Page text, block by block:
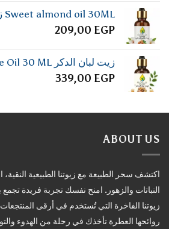
4.00من
5
Sweet almond oil 30ML زيت اللوز الحلو
209,00 EGP
زيت لبان الدكر Frankincense Oil 30 ML
339,00 EGP
ABOUT US
اكتشف سحر الطبيعة مع زيوتنا الطبيعية
النباتات والزهور. امنح نفسك تجربة فريدة تجمع
زيوتنا الفاخرة التي تُستخدم في أرقى
روائحها العطرة تأخذك في رحلة من الهدوء